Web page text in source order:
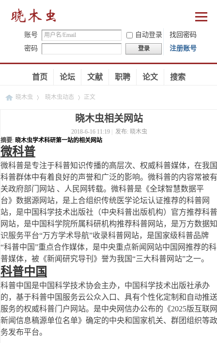
账号 自动登录
找回密码
密码
登录 注册账号
首页 论坛 文献 职聘 论文 搜索
晓木虫
›
晓木虫动态
›
正文
晓木虫相关网站
2018-6-16 11:19 发布: 晓木虫
摘要: 晓木虫学术科研第一站的相关网站
微科普
微科普是专注于科普知识传播的高层次、权威科普媒体，在我国
科普群体中有着良好的声誉和广泛的影响。微科普的内容常被有
关政府部门网站 、人民网转载。微科普是《全球智慧数据平
台》数据源网站，是上合组织传统医学论坛认证推荐的科普网
站，是中国科学技术出版社（中央科普出版机构）官方推荐科普
网站，是中国科学院所属科研机构推荐科普网站，是万方数据知
识服务平台“万方学术导航”收录科普网站，是国家级科普品牌
“科普中国”重点合作媒体，是中央重点新闻网站中国网推荐的科
普媒体，被《新闻研究导刊》誉为我国“三大科普网站”之一。
科普中国
科普中国是中国科学技术协会主办，中国科学技术出版社承办
的，基于科普中国服务云公众入口、具有个性化定制和自动推送
服务的权威科普门户网站。是中央网信办公布的《2025版互联网
新闻信息稿源单位名单》确定的中央和国家机关、群团组织等政
务发布平台。